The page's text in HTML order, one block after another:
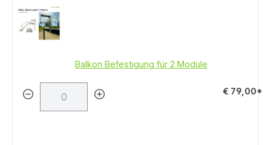
Balkon Befestigung für 2 Module
€ 79,00*